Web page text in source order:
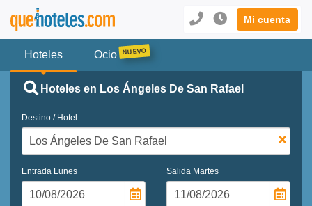
Mi cuenta
Hoteles Ocio
Hoteles en Los Ángeles De San Rafael
Destino / Hotel
Entrada Lunes Salida Martes